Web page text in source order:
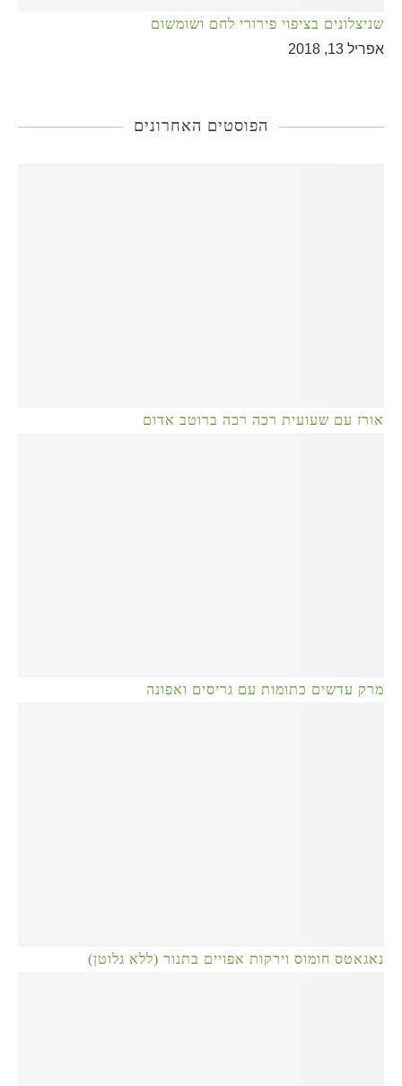
שניצלונים בציפוי פירורי לחם ושומשום
אפריל 13, 2018
הפוסטים האחרונים
אורז עם שעועית רכה רכה ברוטב אדום
מרק עדשים כתומות עם גריסים ואפונה
נאגאטס חומוס וירקות אפויים בתנור (ללא גלוטן)